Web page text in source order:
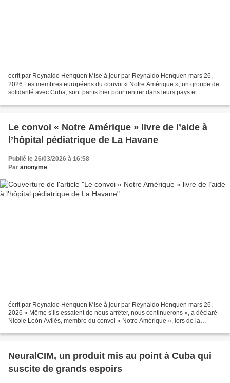
écrit par Reynaldo Henquen Mise à jour par Reynaldo Henquen mars 26,
2026 Les membres européens du convoi « Notre Amérique », un groupe de
solidarité avec Cuba, sont partis hier pour rentrer dans leurs pays et
Le convoi « Notre Amérique » livre de l’aide à
l’hôpital pédiatrique de La Havane
Publié le 26/03/2026 à 16:58
Par anonyme
écrit par Reynaldo Henquen Mise à jour par Reynaldo Henquen mars 26,
2026 « Même s’ils essaient de nous arrêter, nous continuerons », a déclaré
Nicole León Avilés, membre du convoi « Notre Amérique », lors de la
NeuralCIM, un produit mis au point à Cuba qui
suscite de grands espoirs